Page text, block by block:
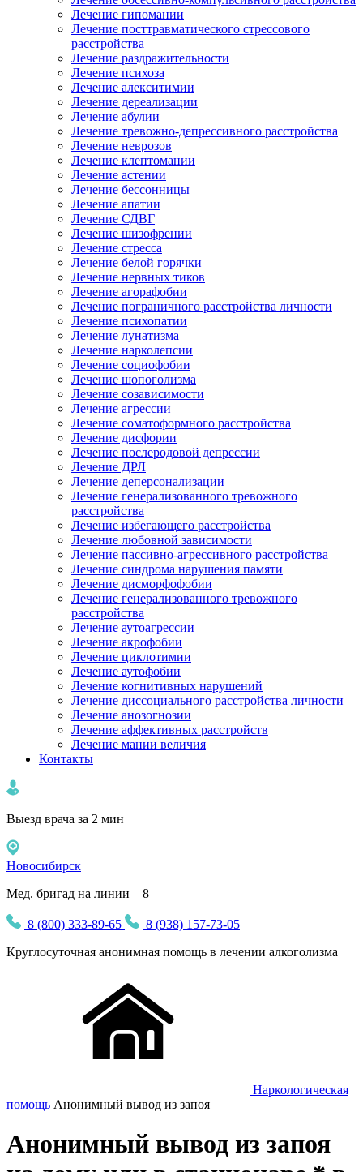
Лечение гипомании
Лечение посттравматического стрессового
расстройства
Лечение раздражительности
Лечение психоза
Лечение алекситимии
Лечение дереализации
Лечение абулии
Лечение тревожно-депрессивного расстройства
Лечение неврозов
Лечение клептомании
Лечение астении
Лечение бессонницы
Лечение апатии
Лечение СДВГ
Лечение шизофрении
Лечение стресса
Лечение белой горячки
Лечение нервных тиков
Лечение агорафобии
Лечение пограничного расстройства личности
Лечение психопатии
Лечение лунатизма
Лечение нарколепсии
Лечение социофобии
Лечение шопоголизма
Лечение созависимости
Лечение агрессии
Лечение соматоформного расстройства
Лечение дисфории
Лечение послеродовой депрессии
Лечение ДРЛ
Лечение деперсонализации
Лечение генерализованного тревожного
расстройства
Лечение избегающего расстройства
Лечение любовной зависимости
Лечение пассивно-агрессивного расстройства
Лечение синдрома нарушения памяти
Лечение дисморфофобии
Лечение генерализованного тревожного
расстройства
Лечение аутоагрессии
Лечение акрофобии
Лечение циклотимии
Лечение аутофобии
Лечение когнитивных нарушений
Лечение диссоциального расстройства личности
Лечение анозогнозии
Лечение аффективных расстройств
Лечение мании величия
Контакты
Выезд врача за 2 мин
Новосибирск
Мед. бригад на линии – 8
8 (800) 333-89-65
8 (938) 157-73-05
Круглосуточная анонимная помощь в лечении алкоголизма
Наркологическая
помощь Анонимный вывод из запоя
Анонимный вывод из запоя